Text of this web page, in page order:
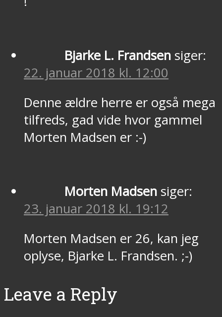
Bjarke L. Frandsen siger:
22. januar 2018 kl. 12:00
Denne ældre herre er også mega
tilfreds, gad vide hvor gammel
Morten Madsen er :-)
Morten Madsen siger:
23. januar 2018 kl. 19:12
Morten Madsen er 26, kan jeg
oplyse, Bjarke L. Frandsen. ;-)
Leave a Reply